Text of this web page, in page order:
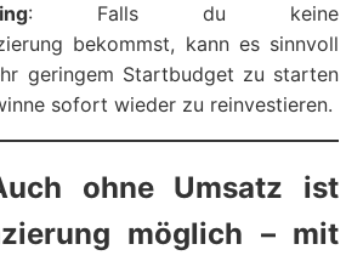
: Falls du keine
bekommst, kann es sinnvoll
geringem Startbudget zu starten
sofort wieder zu reinvestieren.
ohne Umsatz ist
möglich – mit